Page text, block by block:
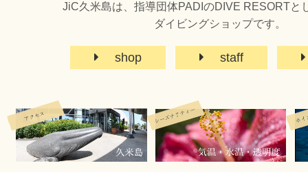
JiC久米島は、指導団体PADIのDIVE RESORTと
ダイビングショップです。
shop staff